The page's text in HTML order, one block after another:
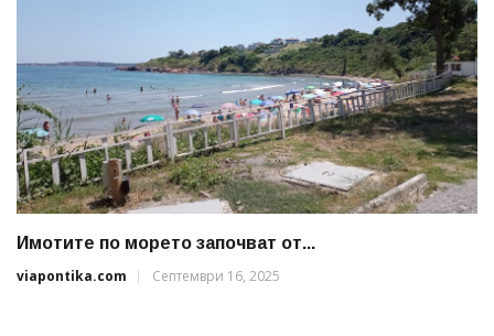
Имотите по морето започват от...
viapontika.com
Септември 16, 2025